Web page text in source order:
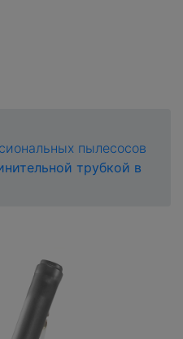
пылесосов
трубкой в